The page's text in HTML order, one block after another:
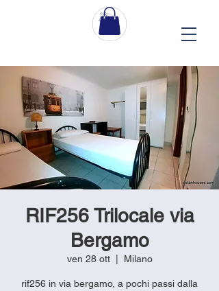
RIF256 Trilocale via
Bergamo
ven 28 ott
  |
Milano
rif256 in via bergamo, a pochi passi dalla